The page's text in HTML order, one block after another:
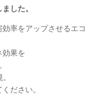
した。
率をアップさせるエコ
効果を
ださい。